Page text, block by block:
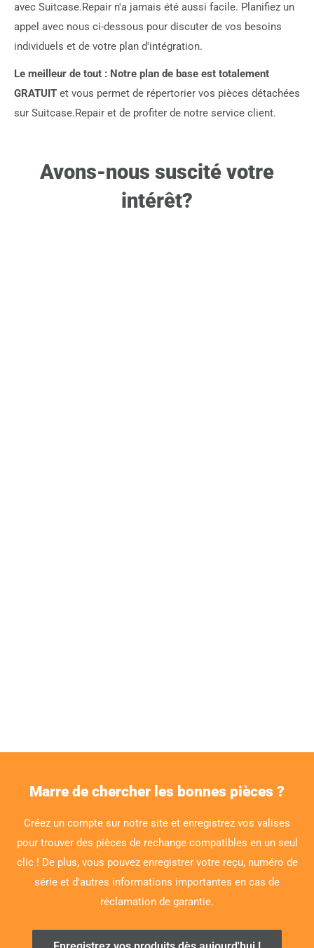
avec Suitcase.Repair n'a jamais été aussi facile. Planifiez un
appel avec nous ci-dessous pour discuter de vos besoins
individuels et de votre plan d'intégration.
Le meilleur de tout : Notre plan de base est totalement
GRATUIT et vous permet de répertorier vos pièces détachées
sur Suitcase.Repair et de profiter de notre service client.
Avons-nous suscité votre
intérêt?
Marre de chercher les bonnes pièces ?
Créez un compte sur notre site et enregistrez vos valises
pour trouver des pièces de rechange compatibles en un seul
clic ! De plus, vous pouvez enregistrer votre reçu, numéro de
série et d'autres informations importantes en cas de
réclamation de garantie.